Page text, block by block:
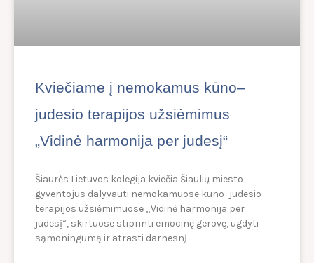
Kviečiame į nemokamus kūno–
judesio terapijos užsiėmimus
„Vidinė harmonija per judesį“
Šiaurės Lietuvos kolegija kviečia Šiaulių miesto
gyventojus dalyvauti nemokamuose kūno–judesio
terapijos užsiėmimuose „Vidinė harmonija per
judesį“, skirtuose stiprinti emocinę gerovę, ugdyti
sąmoningumą ir atrasti darnesnį